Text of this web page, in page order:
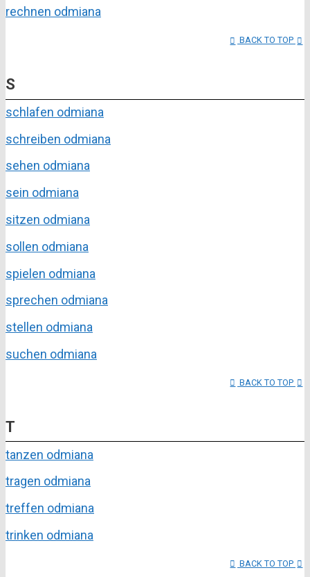
rechnen odmiana
BACK TO TOP
S
schlafen odmiana
schreiben odmiana
sehen odmiana
sein odmiana
sitzen odmiana
sollen odmiana
spielen odmiana
sprechen odmiana
stellen odmiana
suchen odmiana
BACK TO TOP
T
tanzen odmiana
tragen odmiana
treffen odmiana
trinken odmiana
BACK TO TOP